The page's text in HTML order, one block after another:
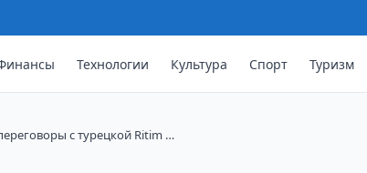
Технологии Культура Спорт Туризм
с турецкой Ritim …